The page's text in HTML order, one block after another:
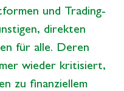
und Trading-
direkten
für alle. Deren
wieder kritisiert,
zu finanziellem